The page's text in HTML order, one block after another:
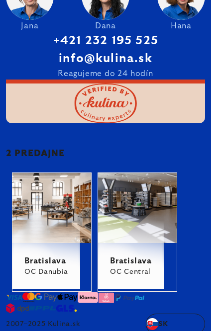
Jana Dana Hana
+421 232 195 525
info@kulina.sk
Reagujeme do 24 hodín
2 PREDAJNE
Bratislava
OC Danubia
Bratislava
OC Central
2007–2025 Kulina.sk SK